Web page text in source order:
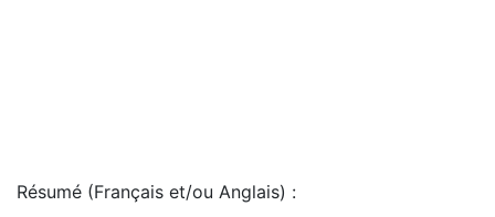
Résumé (Français et/ou Anglais) :